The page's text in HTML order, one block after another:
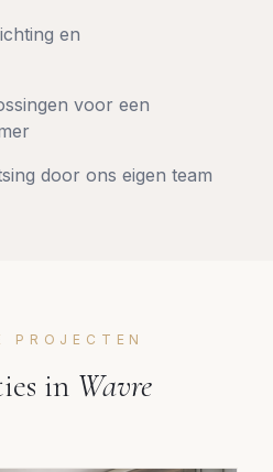
en
voor een
door ons eigen team
PROJECTEN
in Wavre